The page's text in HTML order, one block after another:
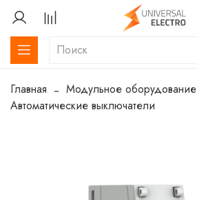
Главная
Модульное оборудование
Автоматические выключатели